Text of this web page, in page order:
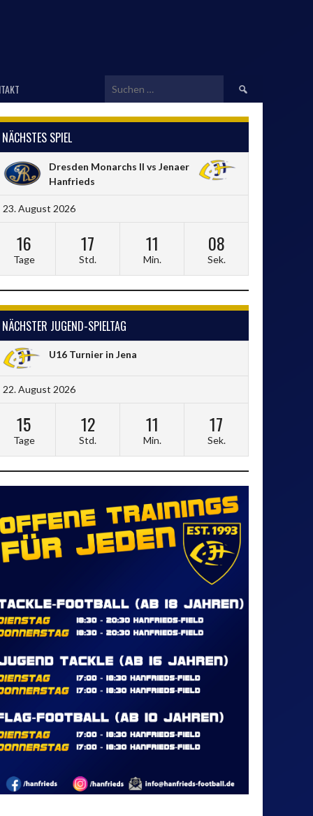
Suchen
nach:
NÄCHSTES SPIEL
Dresden Monarchs II vs Jenaer
Hanfrieds
23. August 2026
16
Tage
17
Std.
11
Min.
07
Sek.
NÄCHSTER JUGEND-SPIELTAG
U16 Turnier in Jena
22. August 2026
15
Tage
12
Std.
11
Min.
16
Sek.